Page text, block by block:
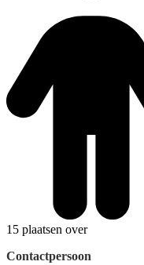
15 plaatsen over
Contactpersoon